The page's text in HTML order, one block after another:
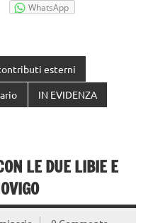
WhatsApp
esterni
IN EVIDENZA
LE DUE LIBIE E